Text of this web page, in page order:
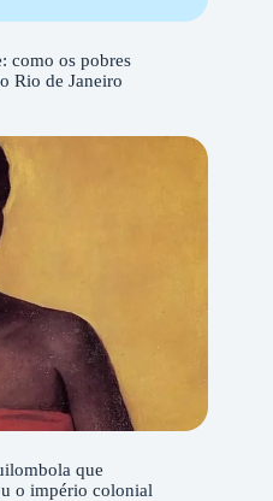
como os pobres
Rio de Janeiro
que
o império colonial